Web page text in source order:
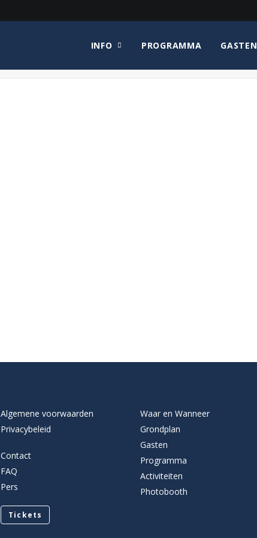
INFO PROGRAMMA GASTEN
Algemene voorwaarden
Privacybeleid
Contact
FAQ
Pers
Tickets
Waar en Wanneer
Grondplan
Gasten
Programma
Activiteiten
Photobooth